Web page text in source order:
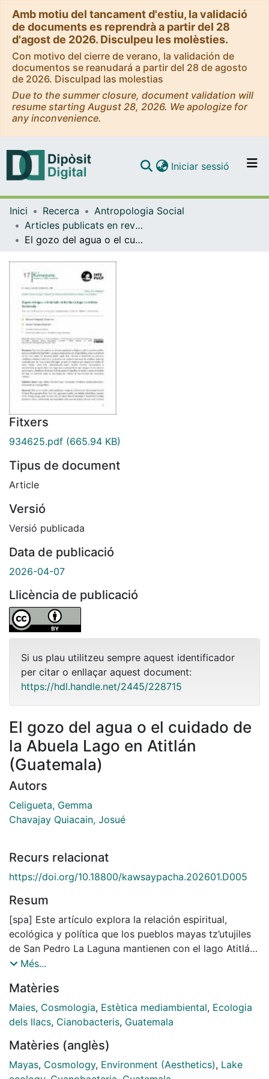
Amb motiu del tancament d'estiu, la validació
de documents es reprendrà a partir del 28
d'agost de 2026. Disculpeu les molèsties.
Con motivo del cierre de verano, la validación de
documentos se reanudará a partir del 28 de agosto
de 2026. Disculpad las molestias
Due to the summer closure, document validation will
resume starting August 28, 2026. We apologize for
any inconvenience.
Navega per tot el DD
Iniciar sessió (current)
Inici Recerca
Antropologia Social
Articles publicats en revistes (Antropologia Social)
El gozo del agua o el cuidado de la Abuela Lago en Atitlán (Guatemala)
Fitxers
934625.pdf (665.94 KB)
Tipus de document
Article
Versió
Versió publicada
Data de publicació
2026-04-07
Llicència de publicació
Si us plau utilitzeu sempre aquest identificador
per citar o enllaçar aquest document:
https://hdl.handle.net/2445/228715
El gozo del agua o el cuidado de
la Abuela Lago en Atitlán
(Guatemala)
Autors
Celigueta, Gemma
Chavajay Quiacain, Josué
Recurs relacionat
https://doi.org/10.18800/kawsaypacha.202601.D005
Resum
[spa] Este artículo explora la relación espiritual,
ecológica y política que los pueblos mayas tz’utujiles
de San Pedro La Laguna mantienen con el lago Atitlán,
al que consideran un ser vivo: Qatee Ya’ (nuestra
cotidianas, rituales y oníricas, y se traduce en acciones
concretas de cuidado, como las realizadas por las
«Guardianas del Lago», grupos de mujeres que limpian
maya desafía visiones tecnocráticas y extractivistas,
proponiendo en su lugar una «cosmopolítica» que
Més...
Matèries
Maies, Cosmologia, Estètica mediambiental, Ecologia
dels llacs, Cianobacteris, Guatemala
Matèries (anglès)
Mayas, Cosmology, Environment (Aesthetics), Lake